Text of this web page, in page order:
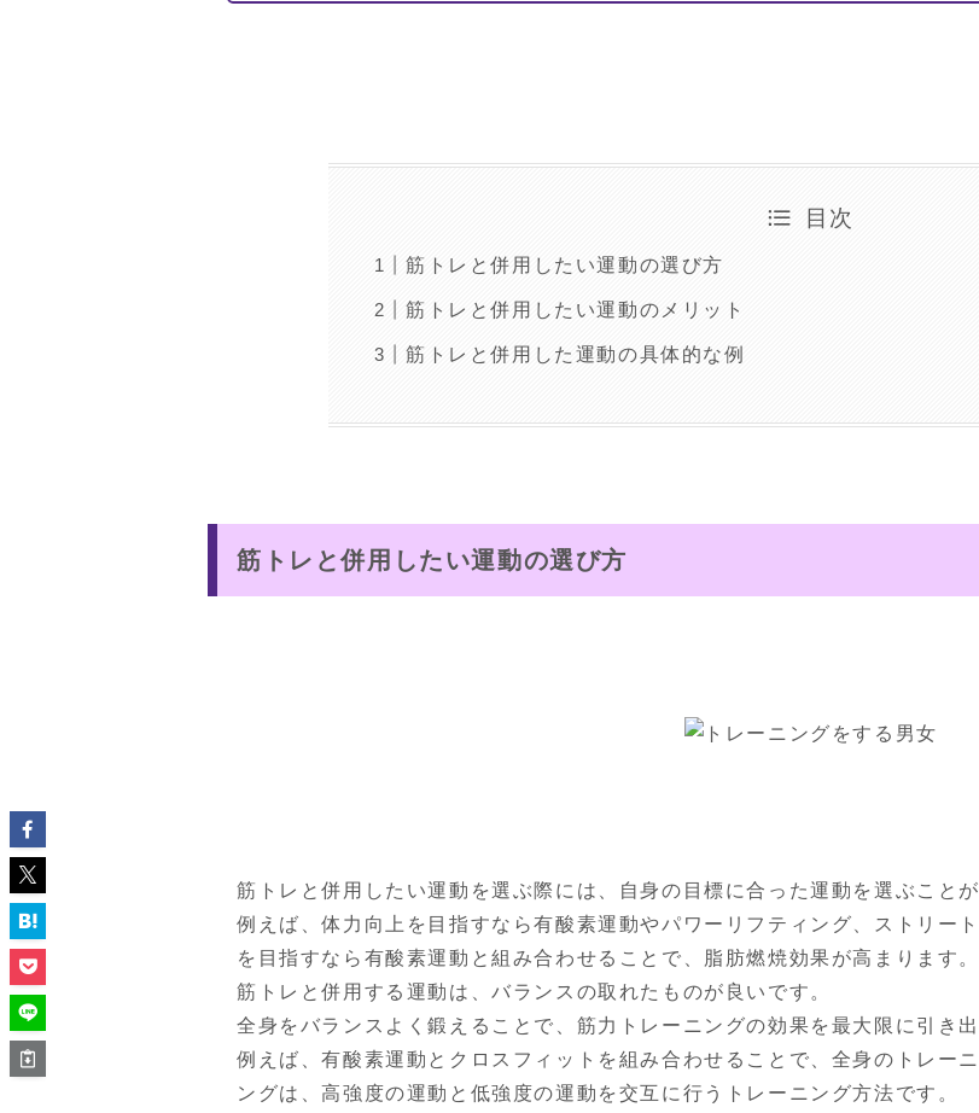
目次
筋トレと併用したい運動の選び方
筋トレと併用したい運動のメリット
筋トレと併用した運動の具体的な例
筋トレと併用したい運動の選び方
筋トレと併用したい運動を選ぶ際には、自身の目標に合った運動を選ぶことが
例えば、体力向上を目指すなら有酸素運動やパワーリフティング、ストリー
を目指すなら有酸素運動と組み合わせることで、脂肪燃焼効果が高まります。
筋トレと併用する運動は、バランスの取れたものが良いです。
全身をバランスよく鍛えることで、筋力トレーニングの効果を最大限に引き
例えば、有酸素運動とクロスフィットを組み合わせることで、全身のトレー
ングは、高強度の運動と低強度の運動を交互に行うトレーニング方法です。